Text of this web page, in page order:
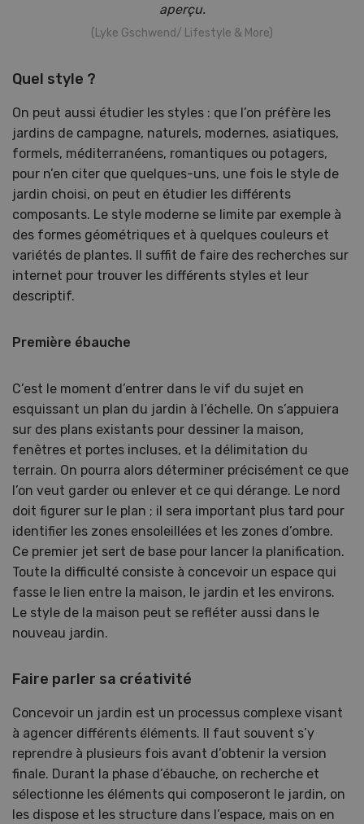
aperçu.
(Lyke Gschwend/ Lifestyle & More)
Quel style ?
On peut aussi étudier les styles : que l’on préfère les
jardins de campagne, naturels, modernes, asiatiques,
formels, méditerranéens, romantiques ou potagers,
pour n’en citer que quelques-uns, une fois le style de
jardin choisi, on peut en étudier les différents
composants. Le style moderne se limite par exemple à
des formes géométriques et à quelques couleurs et
variétés de plantes. Il suffit de faire des recherches sur
internet pour trouver les différents styles et leur
descriptif.
Première ébauche
C’est le moment d’entrer dans le vif du sujet en
esquissant un plan du jardin à l’échelle. On s’appuiera
sur des plans existants pour dessiner la maison,
fenêtres et portes incluses, et la délimitation du
terrain. On pourra alors déterminer précisément ce que
l’on veut garder ou enlever et ce qui dérange. Le nord
doit figurer sur le plan ; il sera important plus tard pour
identifier les zones ensoleillées et les zones d’ombre.
Ce premier jet sert de base pour lancer la planification.
Toute la difficulté consiste à concevoir un espace qui
fasse le lien entre la maison, le jardin et les environs.
Le style de la maison peut se refléter aussi dans le
nouveau jardin.
Faire parler sa créativité
Concevoir un jardin est un processus complexe visant
à agencer différents éléments. Il faut souvent s’y
reprendre à plusieurs fois avant d’obtenir la version
finale. Durant la phase d’ébauche, on recherche et
sélectionne les éléments qui composeront le jardin, on
les dispose et les structure dans l’espace, mais on en